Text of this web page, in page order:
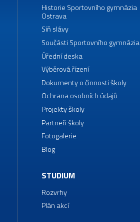
Historie Sportovního gymnázia
Ostrava
Síň slávy
Součásti Sportovního gymnázia
Úřední deska
Výběrová řízení
Dokumenty o činnosti školy
Ochrana osobních údajů
Projekty školy
Partneři školy
Fotogalerie
Blog
STUDIUM
Rozvrhy
Plán akcí